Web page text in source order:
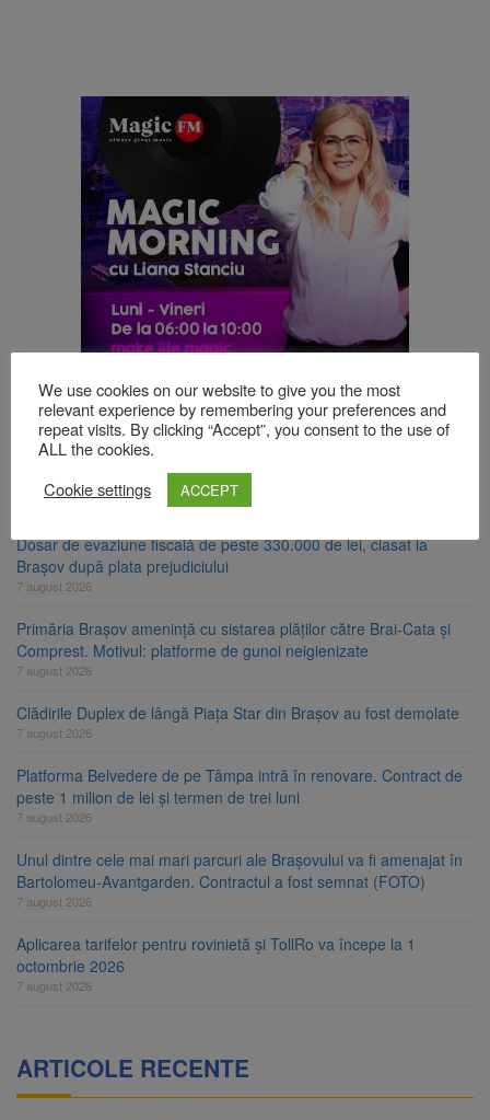
TOP ȘTIRI
Trafic blocat pe DN1E Brașov – Poiana Brașov după un accident.
Două persoane primesc îngrijiri medicale
7 august 2026
Dosar de evaziune fiscală de peste 330.000 de lei, clasat la
Brașov după plata prejudiciului
7 august 2026
Primăria Brașov amenință cu sistarea plăților către Brai-Cata și
Comprest. Motivul: platforme de gunoi neigienizate
7 august 2026
Clădirile Duplex de lângă Piața Star din Brașov au fost demolate
7 august 2026
Platforma Belvedere de pe Tâmpa intră în renovare. Contract de
peste 1 milion de lei și termen de trei luni
7 august 2026
Unul dintre cele mai mari parcuri ale Brașovului va fi amenajat în
Bartolomeu-Avantgarden. Contractul a fost semnat (FOTO)
7 august 2026
Aplicarea tarifelor pentru rovinietă și TollRo va începe la 1
octombrie 2026
7 august 2026
ARTICOLE RECENTE
We use cookies on our website to give you the most
relevant experience by remembering your preferences and
repeat visits. By clicking “Accept”, you consent to the use of
ALL the cookies.
Cookie settings
ACCEPT